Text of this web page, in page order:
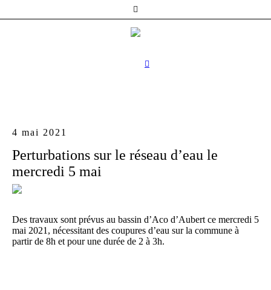
4 mai 2021
Perturbations sur le réseau d’eau le
mercredi 5 mai
Des travaux sont prévus au bassin d’Aco d’Aubert ce mercredi 5
mai 2021, nécessitant des coupures d’eau sur la commune à
partir de 8h et pour une durée de 2 à 3h.